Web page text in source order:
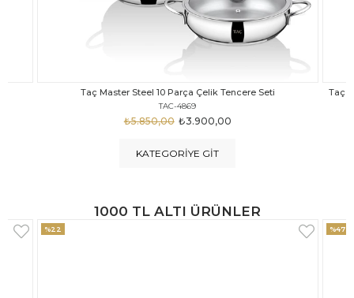
Taç Carabella Döküm Cam Kapak 7 Parça Tencere Seti Siyah
TAC-3817
₺3.250,00
₺4.350,00
KATEGORIYE GIT
1000 TL ALTI ÜRÜNLER
%47 %18